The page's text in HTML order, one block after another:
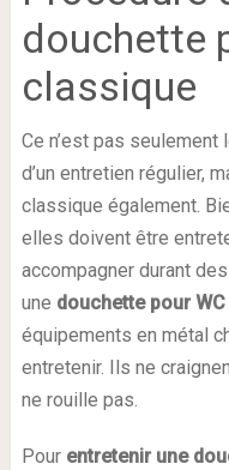
douchette
classique
Ce n’est pas
d’un entretien régulier,
classique également.
elles doivent être
accompagner durant
une douchette pour
équipements en métal
entretenir. Ils ne
ne rouille pas.
Pour entretenir une